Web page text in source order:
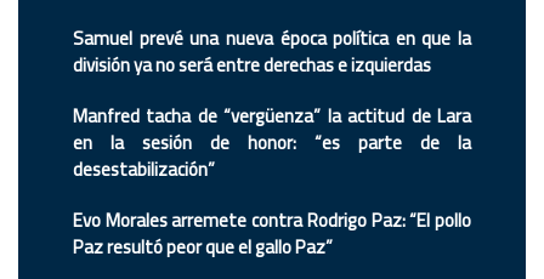
Samuel prevé una nueva época política en que la
división ya no será entre derechas e izquierdas
Manfred tacha de “vergüenza” la actitud de Lara
en la sesión de honor: “es parte de la
desestabilización”
Evo Morales arremete contra Rodrigo Paz: “El pollo
Paz resultó peor que el gallo Paz”